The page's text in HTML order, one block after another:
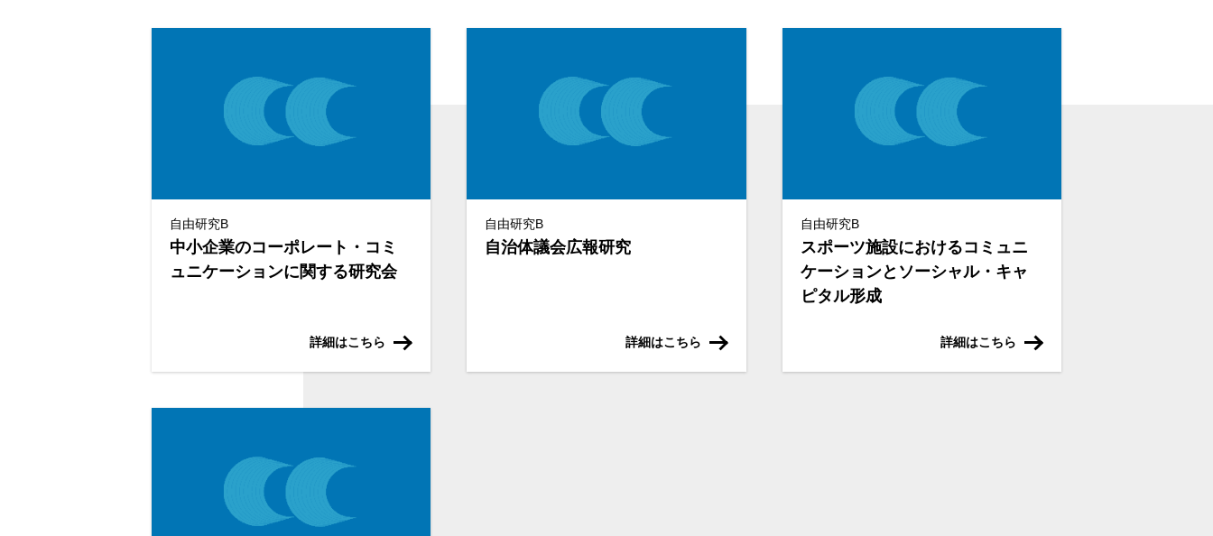
自由研究B
中小企業のコーポレート・コミ
ュニケーションに関する研究会
詳細はこちら
自由研究B
自治体議会広報研究
詳細はこちら
自由研究B
スポーツ施設におけるコミュニ
ケーションとソーシャル・キャ
ピタル形成
詳細はこちら